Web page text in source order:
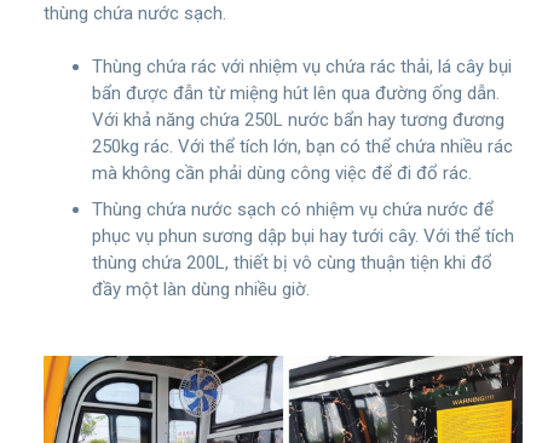
thùng chứa nước sạch.
Thùng chứa rác với nhiệm vụ chứa rác thải, lá cây bụi
bẩn được đẫn từ miệng hút lên qua đường ống dẫn.
Với khả năng chứa 250L nước bẩn hay tương đương
250kg rác. Với thể tích lớn, bạn có thể chứa nhiều rác
mà không cần phải dùng công việc để đi đổ rác.
Thùng chứa nước sạch có nhiệm vụ chứa nước để
phục vụ phun sương dập bụi hay tưới cây. Với thể tích
thùng chứa 200L, thiết bị vô cùng thuận tiện khi đổ
đầy một làn dùng nhiều giờ.